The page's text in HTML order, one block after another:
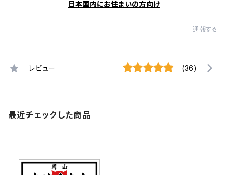
日本国内にお住まいの方向け
通報する
レビュー (36)
最近チェックした商品